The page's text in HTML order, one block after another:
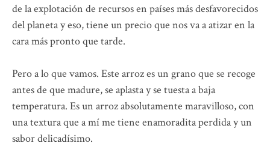
de la explotación de recursos en países más desfavorecidos
del planeta y eso, tiene un precio que nos va a atizar en la
cara más pronto que tarde.
Pero a lo que vamos. Este arroz es un grano que se recoge
antes de que madure, se aplasta y se tuesta a baja
temperatura. Es un arroz absolutamente maravilloso, con
una textura que a mí me tiene enamoradita perdida y un
sabor delicadísimo.